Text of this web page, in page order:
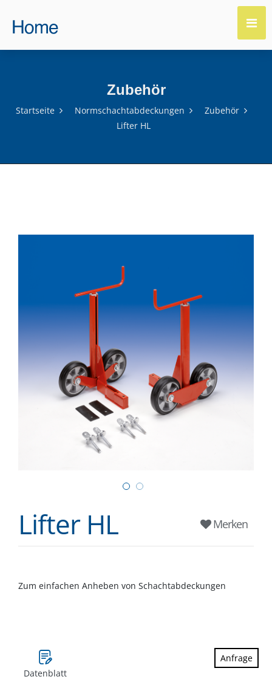
Zubehör
Startseite Normschachtabdeckungen
Zubehör
Lifter HL
Lifter HL Merken
Zum einfachen Anheben von Schachtabdeckungen
Datenblatt
Anfrage